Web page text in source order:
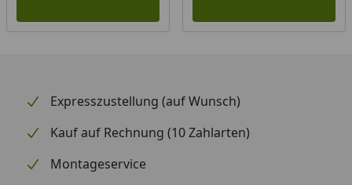
Expresszustellung (auf Wunsch)
Kauf auf Rechnung (10 Zahlarten)
Montageservice